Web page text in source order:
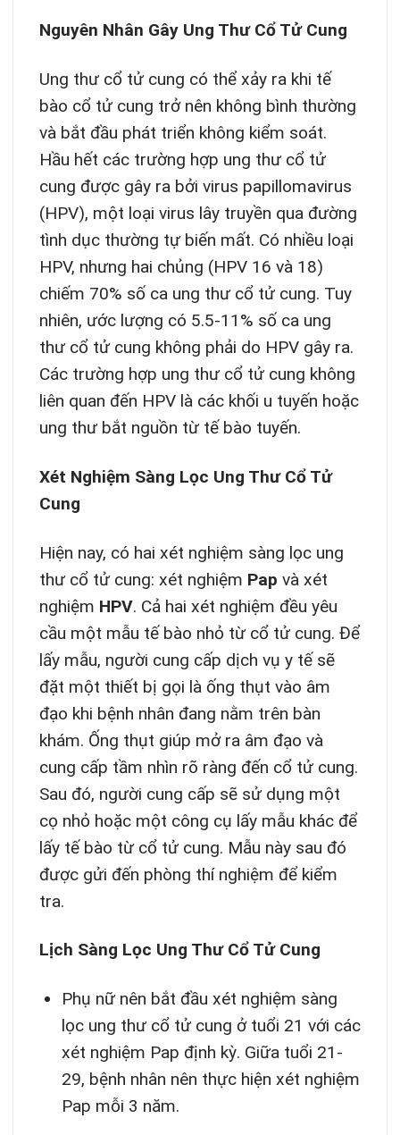
Nguyên Nhân Gây Ung Thư Cổ Tử Cung
Ung thư cổ tử cung có thể xảy ra khi tế
bào cổ tử cung trở nên không bình thường
và bắt đầu phát triển không kiểm soát.
Hầu hết các trường hợp ung thư cổ tử
cung được gây ra bởi virus papillomavirus
(HPV), một loại virus lây truyền qua đường
tình dục thường tự biến mất. Có nhiều loại
HPV, nhưng hai chủng (HPV 16 và 18)
chiếm 70% số ca ung thư cổ tử cung. Tuy
nhiên, ước lượng có 5.5-11% số ca ung
thư cổ tử cung không phải do HPV gây ra.
Các trường hợp ung thư cổ tử cung không
liên quan đến HPV là các khối u tuyến hoặc
ung thư bắt nguồn từ tế bào tuyến.
Xét Nghiệm Sàng Lọc Ung Thư Cổ Tử
Cung
Hiện nay, có hai xét nghiệm sàng lọc ung
thư cổ tử cung: xét nghiệm Pap và xét
nghiệm HPV. Cả hai xét nghiệm đều yêu
cầu một mẫu tế bào nhỏ từ cổ tử cung. Để
lấy mẫu, người cung cấp dịch vụ y tế sẽ
đặt một thiết bị gọi là ống thụt vào âm
đạo khi bệnh nhân đang nằm trên bàn
khám. Ống thụt giúp mở ra âm đạo và
cung cấp tầm nhìn rõ ràng đến cổ tử cung.
Sau đó, người cung cấp sẽ sử dụng một
cọ nhỏ hoặc một công cụ lấy mẫu khác để
lấy tế bào từ cổ tử cung. Mẫu này sau đó
được gửi đến phòng thí nghiệm để kiểm
tra.
Lịch Sàng Lọc Ung Thư Cổ Tử Cung
Phụ nữ nên bắt đầu xét nghiệm sàng
lọc ung thư cổ tử cung ở tuổi 21 với các
xét nghiệm Pap định kỳ. Giữa tuổi 21-
29, bệnh nhân nên thực hiện xét nghiệm
Pap mỗi 3 năm.